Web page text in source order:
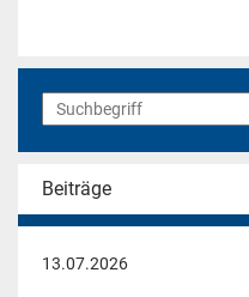
Beiträge
13.07.2026